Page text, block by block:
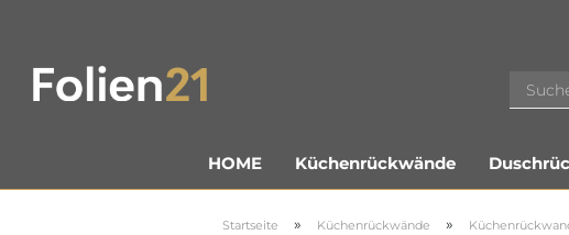
HOME Küchenrückwände
Startseite » Küchenrückwände »